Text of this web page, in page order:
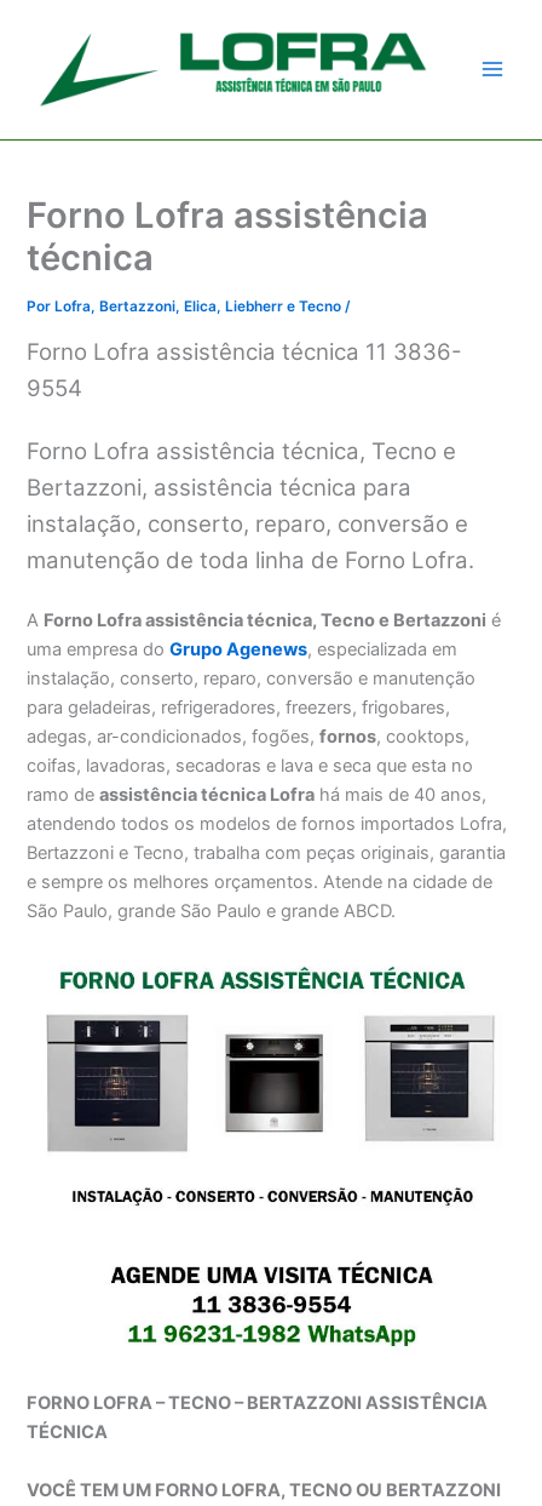
conteúdo
Forno Lofra assistência
técnica
PorLofra, Bertazzoni, Elica, Liebherr e Tecno /
Forno Lofra assistência técnica 11 3836-
9554
Forno Lofra assistência técnica, Tecno e
Bertazzoni, assistência técnica para
instalação, conserto, reparo, conversão e
manutenção de toda linha de Forno Lofra.
A Forno Lofra assistência técnica, Tecno e Bertazzoni é
uma empresa doGrupo Agenews, especializada em
instalação, conserto, reparo, conversão e manutenção
para geladeiras, refrigeradores, freezers, frigobares,
adegas, ar-condicionados, fogões,fornos, cooktops,
coifas, lavadoras, secadoras e lava e seca que esta no
ramo deassistência técnica Lofra há mais de 40 anos,
atendendo todos os modelos de fornos importados Lofra,
Bertazzoni e Tecno, trabalha com peças originais, garantia
e sempre os melhores orçamentos. Atende na cidade de
São Paulo, grande São Paulo e grande ABCD.
FORNO LOFRA – TECNO – BERTAZZONI ASSISTÊNCIA
TÉCNICA
VOCÊ TEM UM FORNO LOFRA, TECNO OU BERTAZZONI